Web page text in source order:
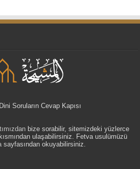
Soruların Cevap Kapısı
bize sorabilir, sitemizdeki yüzlerce
ulaşabilirsiniz. Fetva usulümüzü
sayfasından okuyabilirsiniz.